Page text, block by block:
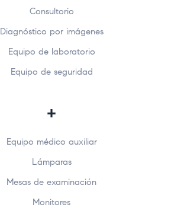
Consultorio
Diagnóstico por imágenes
Equipo de laboratorio
Equipo de seguridad
+
Equipo médico auxiliar
Lámparas
Mesas de examinación
Monitores